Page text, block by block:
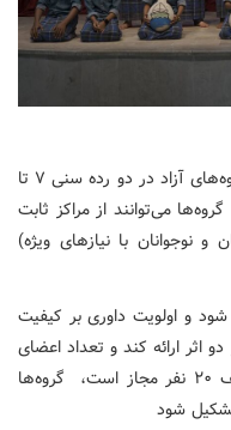
شرکت در جشنواره برای اعضای کانون و گروه‌های آزاد در دو رده سنی ۷ تا
است. گروه‌ها می‌توانند از مراکز ثابت
نوجوانان با نیازهای ویژه)
و اولویت داوری بر کیفیت
اثر ارائه کند و تعداد اعضای
گروه (به همراه مربی و سرپرست) تا سقف ۲۰ نفر مجاز است، گروه‌ها
شود